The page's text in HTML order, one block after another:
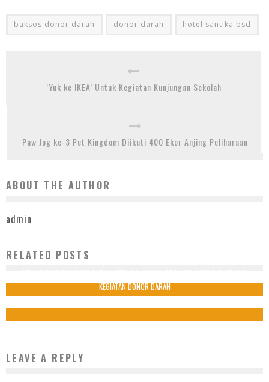
baksos donor darah donor darah hotel santika bsd
‘Yuk ke IKEA’ Untuk Kegiatan Kunjungan Sekolah
Paw Jog ke-3 Pet Kingdom Diikuti 400 Ekor Anjing Peliharaan
ABOUT THE AUTHOR
admin
RELATED POSTSHARI PAHLAWAN, AL-AZHAR BSD GELAR DONOR DARAH
KEGIATAN DONOR DARAH
LEAVE A REPLY